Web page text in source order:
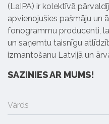
(LaIPA) ir kolektīvā
apvienojušies pašmāju un
fonogrammu producenti,
un saņemtu taisnīgu
izmantošanu Latvijā un
SAZINIES AR MUMS!
Vārds